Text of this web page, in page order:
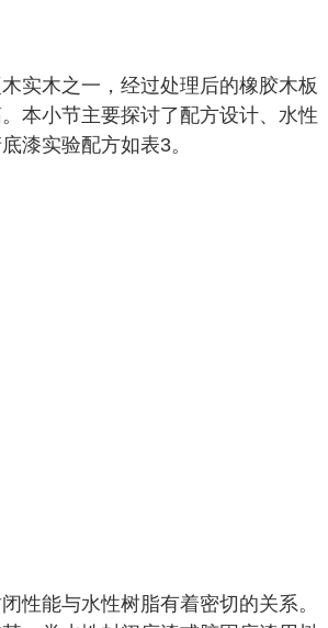
实木之一，经过处理后的橡胶木板
本小节主要探讨了配方设计、水性
漆实验配方如表3。
性能与水性树脂有着密切的关系。